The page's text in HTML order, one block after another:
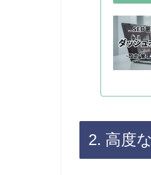
2. 高度